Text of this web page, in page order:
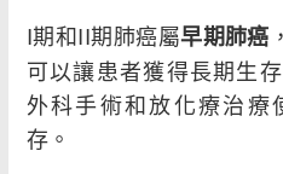
I期和II期肺癌屬早期肺癌
可以讓患者獲得長期生
外科手術和放化療治療
存。